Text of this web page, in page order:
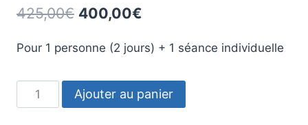
425,00€ 400,00€
Pour 1 personne (2 jours) + 1 séance individuelle
Ajouter au panier